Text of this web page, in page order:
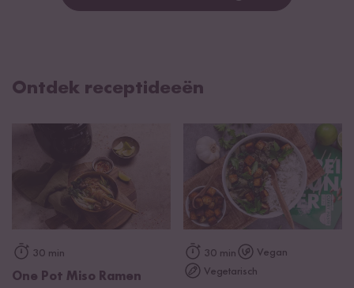
Ontdek receptideeën
30 min
One Pot Miso Ramen
30 min
Vegan
Vegetarisch